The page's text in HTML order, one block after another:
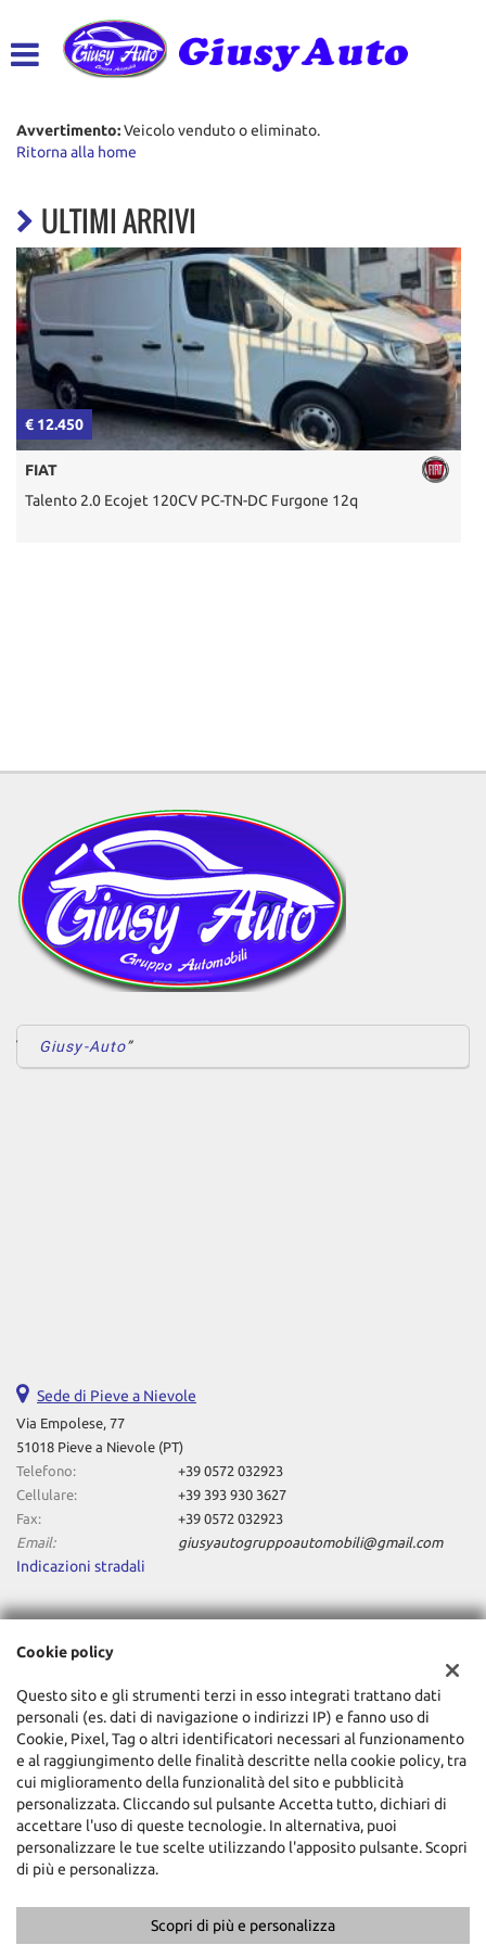
ACQUISTIAMO USATO
ASSISTENZA
CONTATTI
Avvertimento:Veicolo venduto o eliminato.
Ritorna alla home
ULTIMI ARRIVI
€ 12.450
FIAT
Talento 2.0 Ecojet 120CV PC-TN-DC Furgone 12q
Giusy-Auto
Sede di Pieve a Nievole
Via Empolese, 77
51018 Pieve a Nievole (PT)
Telefono:
+39 0572 032923
Cellulare:
+39 393 930 3627
Fax:
+39 0572 032923
Email:
giusyautogruppoautomobili@gmail.com
Indicazioni stradali
Dati fiscali:
Via Empolese, 77, Pieve a Nievole (PT)
C.F/P.IVA:01831850472
Registro delle imprese:PT
Copyright © 2026 GestionaleAuto.com S.r.l., Tutti i diritti riservati -
Cookie policy
Questo sito e gli strumenti terzi in esso integrati trattano dati
personali (es. dati di navigazione o indirizzi IP) e fanno uso di
Cookie, Pixel, Tag o altri identificatori necessari al funzionamento
e al raggiungimento delle finalità descritte nella cookie policy, tra
cui miglioramento della funzionalità del sito e pubblicità
personalizzata. Cliccando sul pulsante Accetta tutto, dichiari di
accettare l'uso di queste tecnologie. In alternativa, puoi
personalizzare le tue scelte utilizzando l'apposito pulsante. Scopri
di più e personalizza.
Scopri di più e personalizza